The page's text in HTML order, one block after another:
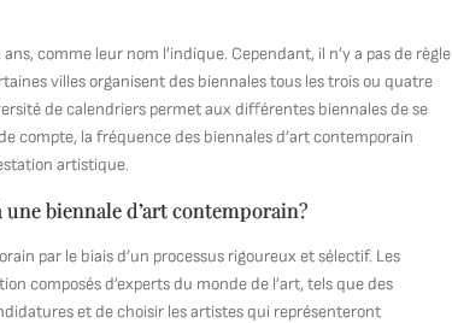
comme leur nom l’indique. Cependant, il n’y a pas de règle
villes organisent des biennales tous les trois ou quatre
de calendriers permet aux différentes biennales de se
compte, la fréquence des biennales d’art contemporain
artistique.
biennale d’art contemporain?
par le biais d’un processus rigoureux et sélectif. Les
composés d’experts du monde de l’art, tels que des
et de choisir les artistes qui représenteront